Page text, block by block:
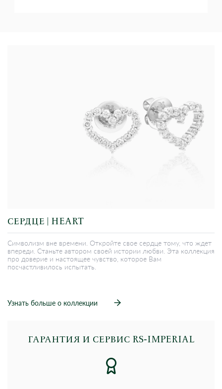
СЕРДЦЕ | HEART
Символизм вне времени. Откройте свое сердце тому, что ждет
впереди. Станьте автором своей истории любви. Эта коллекция
про доверие и настоящее чувство, которое Вам
посчастливилось испытать.
Узнать больше о коллекции
ГАРАНТИЯ И СЕРВИС RS‑IMPERIAL